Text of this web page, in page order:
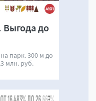
до
парк. 300 м до
млн. руб.